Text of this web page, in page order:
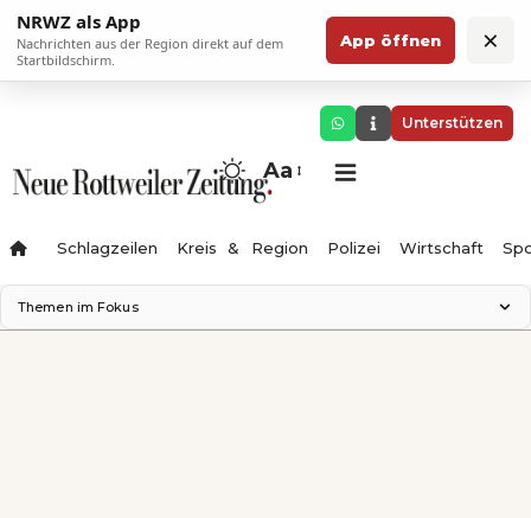
NRWZ als App
Nachrichten aus der Region direkt auf dem
Startbildschirm.
App öffnen ×
Unterstützen
Aa
Schlagzeilen Kreis & Region Polizei Wirtschaft
Themen im Fokus